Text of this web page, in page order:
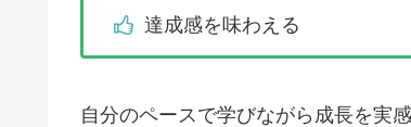
達成感を味わえる
自分のペースで学びながら成長を実